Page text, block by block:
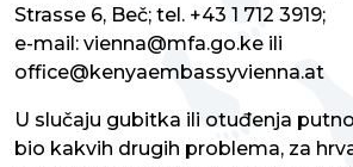
Strasse 6, Beč; tel. +43 1 712 3919;
e-mail: vienna@mfa.go.ke ili
office@kenyaembassyvienna.at
U slučaju gubitka ili otuđenja
bio kakvih drugih problema, za